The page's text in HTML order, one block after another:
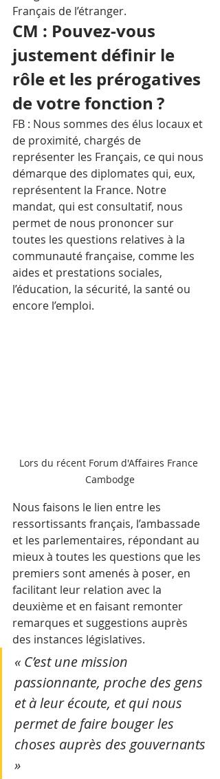
Français de l’étranger.
CM : Pouvez-vous
justement définir le
rôle et les prérogatives
de votre fonction ?
FB : Nous sommes des élus locaux et
de proximité, chargés de
représenter les Français, ce qui nous
démarque des diplomates qui, eux,
représentent la France. Notre
mandat, qui est consultatif, nous
permet de nous prononcer sur
toutes les questions relatives à la
communauté française, comme les
aides et prestations sociales,
l’éducation, la sécurité, la santé ou
encore l’emploi.
Lors du récent Forum d'Affaires France
Cambodge
Nous faisons le lien entre les
ressortissants français, l’ambassade
et les parlementaires, répondant au
mieux à toutes les questions que les
premiers sont amenés à poser, en
facilitant leur relation avec la
deuxième et en faisant remonter
remarques et suggestions auprès
des instances législatives.
« C’est une mission
passionnante, proche des gens
et à leur écoute, et qui nous
permet de faire bouger les
choses auprès des gouvernants
»